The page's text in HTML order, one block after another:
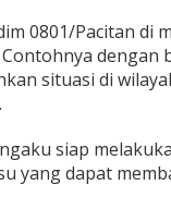
0801/Pacitan di
situasi di
siap
yang dapat